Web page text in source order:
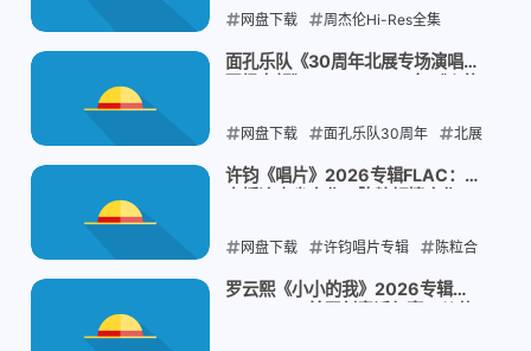
2026-07-26
藏网盘下载 周杰伦Hi-Res全集
24bit FLAC无损 环球音乐官方新
2026-07-26
面孔乐队《30周年北展专场演唱会
炮，2020年北展剧场热血回归
网盘下载 面孔乐队30周年 北展
剧场现场专辑 中国摇滚经典 火的
2026-07-26
许钧《唱片》2026专辑FLAC：独
网盘下载 许钧唱片专辑 陈粒合
作嘿 独立摇滚民谣 金曲奖提名歌
罗云熙《小小的我》2026专辑